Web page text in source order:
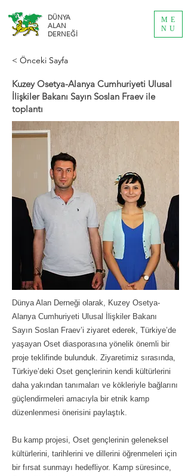
DÜNYA
ALAN
DERNEĞİ
ME
NU
< Önceki Sayfa
Kuzey Osetya-Alanya Cumhuriyeti Ulusal
İlişkiler Bakanı Sayın Soslan Fraev ile
toplantı
Dünya Alan Derneği olarak, Kuzey Osetya-
Alanya Cumhuriyeti Ulusal İlişkiler Bakanı
Sayın Soslan Fraev’i ziyaret ederek, Türkiye’de
yaşayan Oset diasporasına yönelik önemli bir
proje teklifinde bulunduk. Ziyaretimiz sırasında,
Türkiye’deki Oset gençlerinin kendi kültürlerini
daha yakından tanımaları ve kökleriyle bağlarını
güçlendirmeleri amacıyla bir etnik kamp
düzenlenmesi önerisini paylaştık.
Bu kamp projesi, Oset gençlerinin geleneksel
kültürlerini, tarihlerini ve dillerini öğrenmeleri için
bir fırsat sunmayı hedefliyor. Kamp süresince,